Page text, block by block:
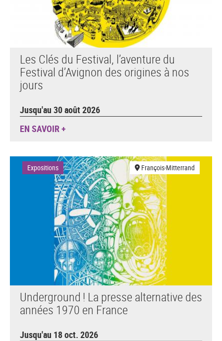
Les Clés du Festival, l’aventure du
Festival d’Avignon des origines à nos
jours
Jusqu'au 30 août 2026
EN SAVOIR +
Expositions François-Mitterrand
Underground ! La presse alternative des
années 1970 en France
Jusqu'au 18 oct. 2026